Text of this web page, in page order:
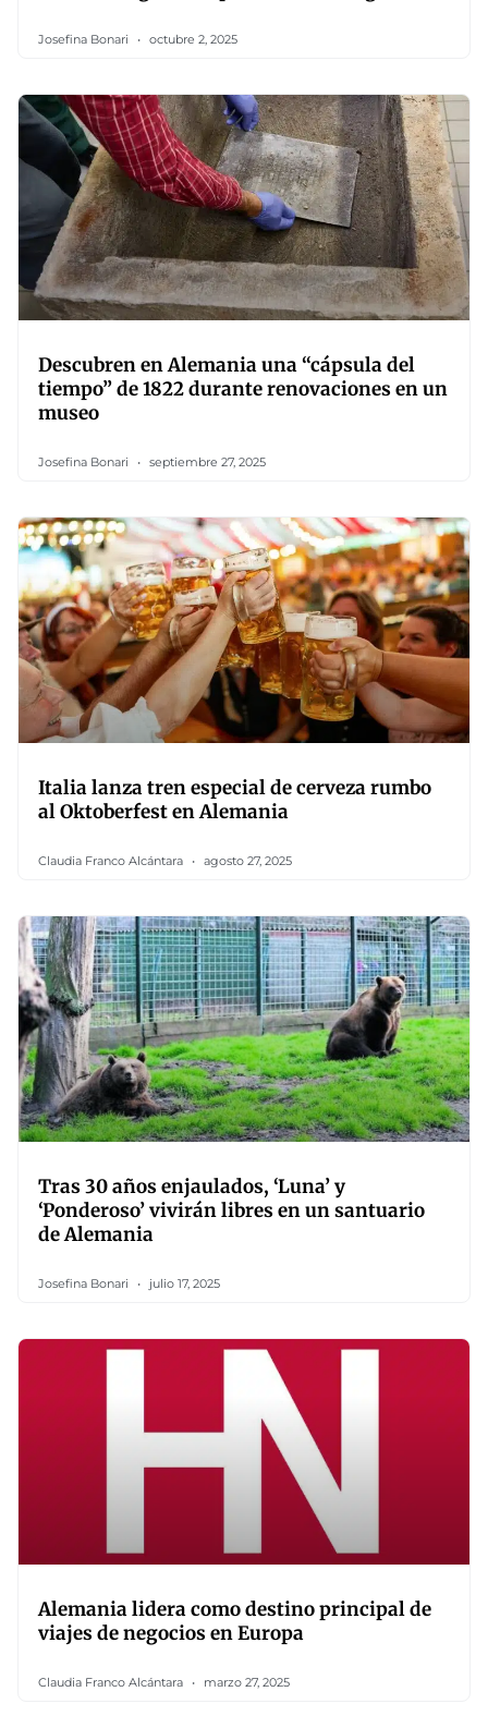
Josefina Bonari octubre 2, 2025
Descubren en Alemania una “cápsula del
tiempo” de 1822 durante renovaciones en un
museo
Josefina Bonari septiembre 27, 2025
Italia lanza tren especial de cerveza rumbo
al Oktoberfest en Alemania
Claudia Franco Alcántara agosto 27, 2025
Tras 30 años enjaulados, ‘Luna’ y
‘Ponderoso’ vivirán libres en un santuario
de Alemania
Josefina Bonari julio 17, 2025
Alemania lidera como destino principal de
viajes de negocios en Europa
Claudia Franco Alcántara marzo 27, 2025